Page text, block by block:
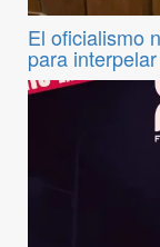
El oficialismo
para